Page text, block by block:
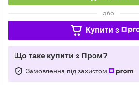
або
Купити з
Що таке купити з Пром?
Замовлення під захистом